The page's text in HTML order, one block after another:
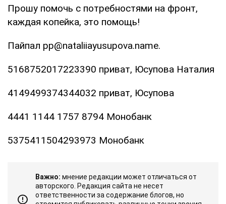
Прошу помочь с потребностями на фронт,
каждая копейка, это помощь!
Пайпал pp@nataliiayusupova.name.
5168752017223390 приват, Юсупова Наталия
4149499374344032 приват, Юсупова
4441 1144 1757 8794 Монобанк
5375411504293973 Монобанк
Важно: мнение редакции может отличаться от
авторского. Редакция сайта не несет
ответственности за содержание блогов, но